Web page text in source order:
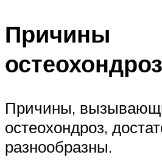
Причины
Причины,
остеохондроз,
разнообразны.